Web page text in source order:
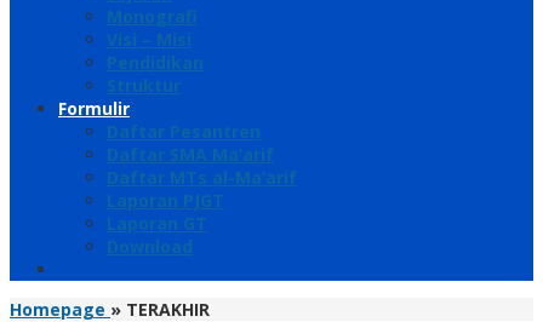
Monografi
Visi – Misi
Pendidikan
Struktur
Formulir
Daftar Pesantren
Daftar SMA Ma’arif
Daftar MTs al-Ma’arif
Laporan PJGT
Laporan GT
Download
Homepage » TERAKHIR